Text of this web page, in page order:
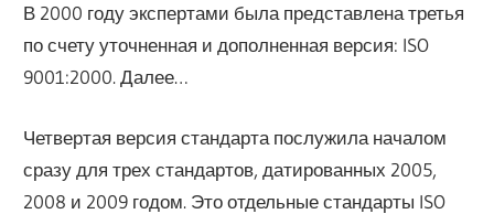
В 2000 году экспертами была представлена третья
по счету уточненная и дополненная версия: ISO
9001:2000. Далее…
Четвертая версия стандарта послужила началом
сразу для трех стандартов, датированных 2005,
2008 и 2009 годом. Это отдельные стандарты ISO